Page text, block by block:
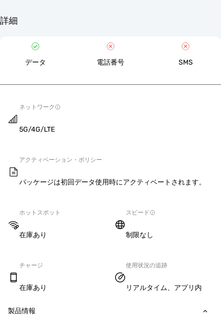
詳細
データ 電話番号 SMS
ネットワーク
5G/4G/LTE
アクティベーション・ポリシー
パッケージは初回データ使用時にアクティベートされます。
ホットスポット
在庫あり
スピード
制限なし
チャージ
在庫あり
使用状況の追跡
リアルタイム、アプリ内
製品情報